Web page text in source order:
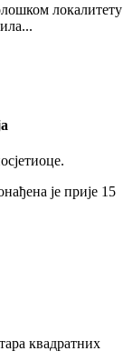
локалитету
је прије 15
квадратних